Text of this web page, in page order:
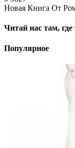
Новая Книга От
Читай нас там, где
Популярное